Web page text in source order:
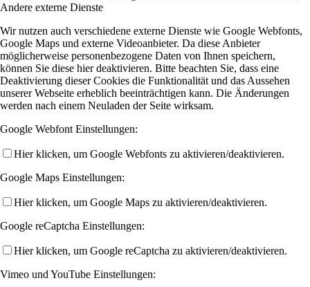
Andere externe Dienste
Wir nutzen auch verschiedene externe Dienste wie Google Webfonts,
Google Maps und externe Videoanbieter. Da diese Anbieter
möglicherweise personenbezogene Daten von Ihnen speichern,
können Sie diese hier deaktivieren. Bitte beachten Sie, dass eine
Deaktivierung dieser Cookies die Funktionalität und das Aussehen
unserer Webseite erheblich beeinträchtigen kann. Die Änderungen
werden nach einem Neuladen der Seite wirksam.
Google Webfont Einstellungen:
Hier klicken, um Google Webfonts zu aktivieren/deaktivieren.
Google Maps Einstellungen:
Hier klicken, um Google Maps zu aktivieren/deaktivieren.
Google reCaptcha Einstellungen:
Hier klicken, um Google reCaptcha zu aktivieren/deaktivieren.
Vimeo und YouTube Einstellungen: